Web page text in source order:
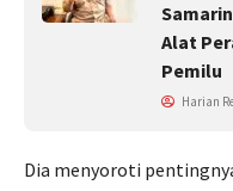
Alat
Pemilu
Harian
Dia menyoroti